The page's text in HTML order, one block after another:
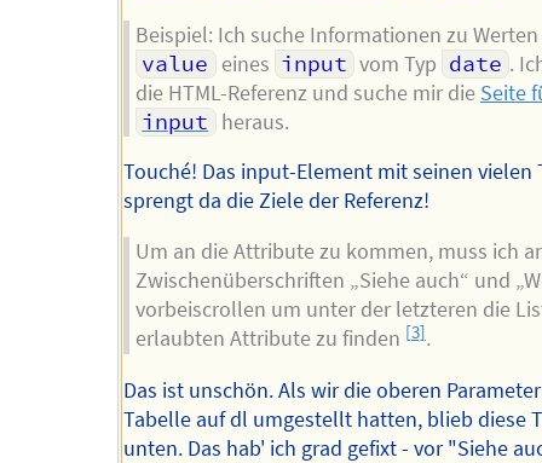
Beispiel: Ich suche Informationen zu
value eines input vom Typ date .
die HTML-Referenz und suche mir die Seite
input heraus.
Touché! Das input-Element mit seinen vielen
sprengt da die Ziele der Referenz!
Um an die Attribute zu kommen, muss ich
Zwischenüberschriften „Siehe auch“ und
vorbeiscrollen um unter der letzteren die
erlaubten Attribute zu finden [3].
Das ist unschön. Als wir die oberen
Tabelle auf dl umgestellt hatten, blieb diese
unten. Das hab' ich grad gefixt - vor "Siehe